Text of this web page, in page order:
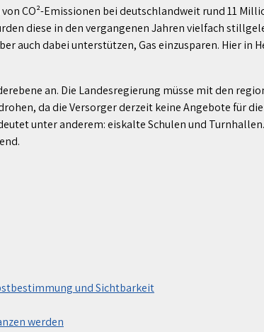
CO²-Emissionen bei deutschlandweit rund 11
diese in den vergangenen Jahren vielfach
auch dabei unterstützen, Gas einzusparen. Hier in
an. Die Landesregierung müsse mit den
da die Versorger derzeit keine Angebote für
unter anderem: eiskalte Schulen und
und Sichtbarkeit
werden